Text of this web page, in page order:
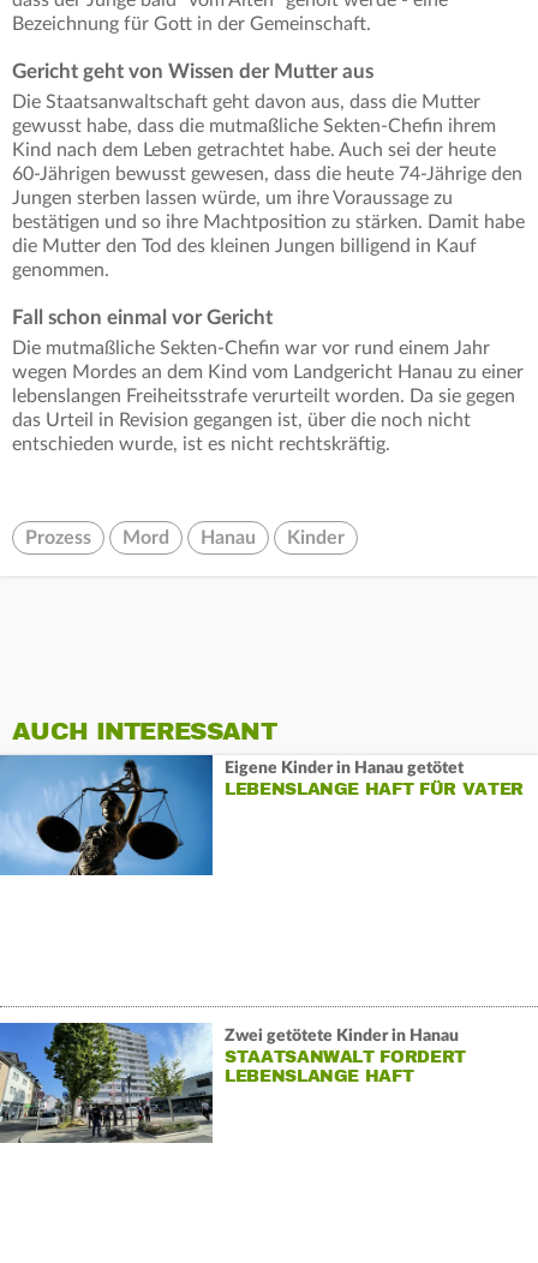
Bezeichnung für Gott in der Gemeinschaft.
Gericht geht von Wissen der Mutter aus
Die Staatsanwaltschaft geht davon aus, dass die Mutter
gewusst habe, dass die mutmaßliche Sekten-Chefin ihrem
Kind nach dem Leben getrachtet habe. Auch sei der heute
60-Jährigen bewusst gewesen, dass die heute 74-Jährige den
Jungen sterben lassen würde, um ihre Voraussage zu
bestätigen und so ihre Machtposition zu stärken. Damit habe
die Mutter den Tod des kleinen Jungen billigend in Kauf
genommen.
Fall schon einmal vor Gericht
Die mutmaßliche Sekten-Chefin war vor rund einem Jahr
wegen Mordes an dem Kind vom Landgericht Hanau zu einer
lebenslangen Freiheitsstrafe verurteilt worden. Da sie gegen
das Urteil in Revision gegangen ist, über die noch nicht
entschieden wurde, ist es nicht rechtskräftig.
Prozess Mord Hanau Kinder
AUCH INTERESSANT
Eigene Kinder in Hanau getötet
LEBENSLANGE HAFT FÜR VATER
Zwei getötete Kinder in Hanau
STAATSANWALT FORDERT
LEBENSLANGE HAFT